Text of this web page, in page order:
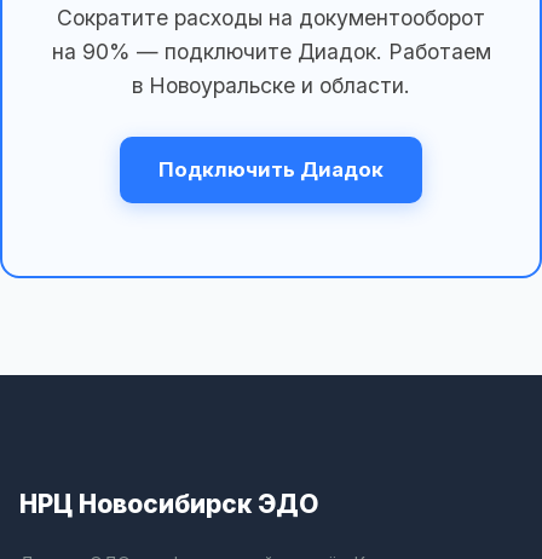
Сократите расходы на документооборот
на 90% — подключите Диадок. Работаем
в Новоуральске и области.
Подключить Диадок
НРЦ Новосибирск ЭДО